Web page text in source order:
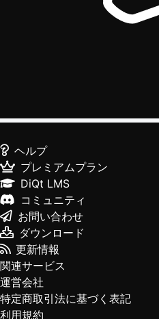
ヘルプ
プレミアムプラン
DiQt LMS
コミュニティ
お問い合わせ
ダウンロード
更新情報
関連サービス
運営会社
特定商取引法に基づく表記
利用規約